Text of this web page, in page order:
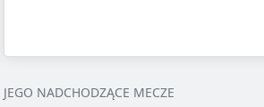
JEGO NADCHODZĄCE MECZE